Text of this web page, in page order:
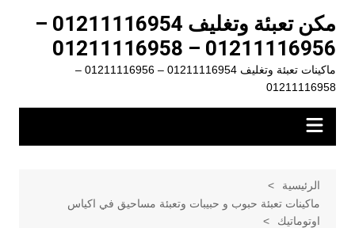
المحتوى
مكن تعبئة وتغليف 01211116954 –
01211116956 – 01211116958
ماكينات تعبئة وتغليف 01211116954 – 01211116956 –
01211116958
الرئيسية
ماكينات تعبئة حبوب و حبيبات وتعبئة مساحيق في اكياس
اوتوماتيك